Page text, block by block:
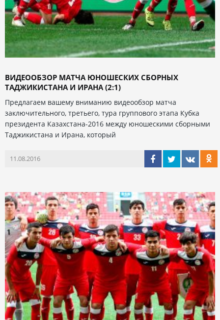
ВИДЕООБЗОР МАТЧА ЮНОШЕСКИХ СБОРНЫХ
ТАДЖИКИСТАНА И ИРАНА (2:1)
Предлагаем вашему вниманию видеообзор матча
заключительного, третьего, тура группового этапа Кубка
президента Казахстана-2016 между юношескими сборными
Таджикистана и Ирана, который
11.08.2016